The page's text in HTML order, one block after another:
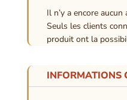
Il n’y a encore aucun
Seuls les clients
produit ont la
INFORMATIONS